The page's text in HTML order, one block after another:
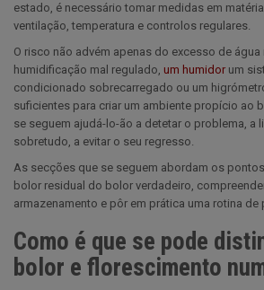
estado, é necessário tomar medidas em
ventilação, temperatura e controlos regulares.
O risco não advém apenas do excesso de água
humidificação mal regulado, um humidor um
condicionado sobrecarregado ou um
suficientes para criar um ambiente propício ao
se seguem ajudá-lo-ão a detetar o problema, a
sobretudo, a evitar o seu regresso.
As secções que se seguem abordam os
bolor residual do bolor verdadeiro,
armazenamento e pôr em prática uma rotina de
Como é que se pode
bolor e florescimento